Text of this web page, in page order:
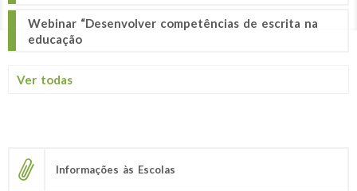
Webinar “Desenvolver competências de escrita na
educação
Ver todas
Informações às Escolas